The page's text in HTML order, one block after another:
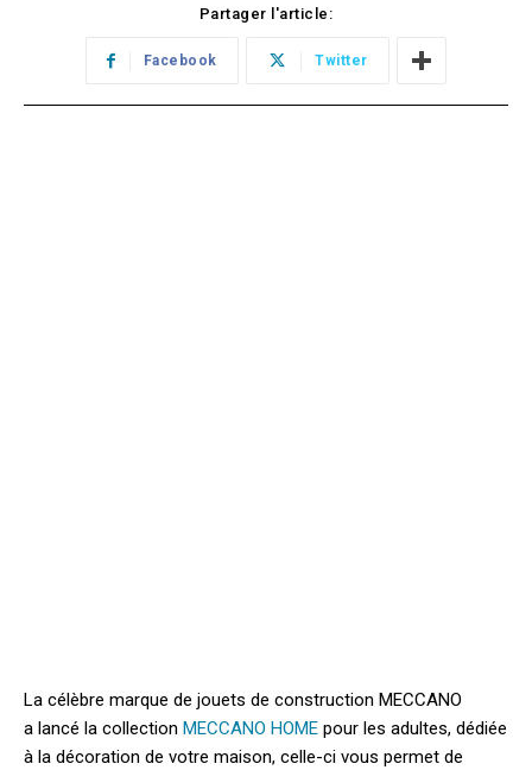
Partager l'article:
Facebook Twitter
La célèbre marque de jouets de construction MECCANO
a lancé la collection MECCANO HOME pour les adultes, dédiée
à la décoration de votre maison, celle-ci vous permet de